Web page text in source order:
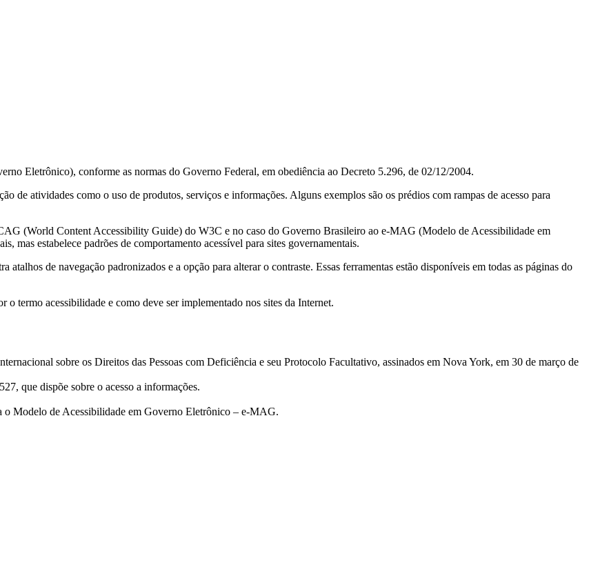
Eletrônico), conforme as normas do Governo Federal, em obediência ao Decreto 5.296, de 02/12/2004.
de atividades como o uso de produtos, serviços e informações. Alguns exemplos são os prédios com rampas de acesso para
(World Content Accessibility Guide) do W3C e no caso do Governo Brasileiro ao e-MAG (Modelo de Acessibilidade em
mas estabelece padrões de comportamento acessível para sites governamentais.
de navegação padronizados e a opção para alterar o contraste. Essas ferramentas estão disponíveis em todas as páginas do
termo acessibilidade e como deve ser implementado nos sites da Internet.
sobre os Direitos das Pessoas com Deficiência e seu Protocolo Facultativo, assinados em Nova York, em 30 de março de
que dispõe sobre o acesso a informações.
Modelo de Acessibilidade em Governo Eletrônico – e-MAG.